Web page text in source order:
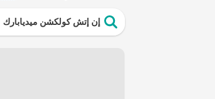
إن إتش كولكشن ميديابارك